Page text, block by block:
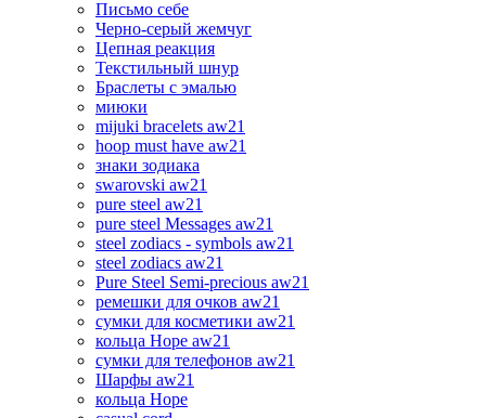
Письмо себе
Черно-серый жемчуг
Цепная реакция
Текстильный шнур
Браслеты с эмалью
миюки
mijuki bracelets aw21
hoop must have aw21
знаки зодиака
swarovski aw21
pure steel aw21
pure steel Messages aw21
steel zodiacs - symbols aw21
steel zodiacs aw21
Pure Steel Semi-precious aw21
ремешки для очков aw21
сумки для косметики aw21
кольца Hope aw21
сумки для телефонов aw21
Шарфы aw21
кольца Hope